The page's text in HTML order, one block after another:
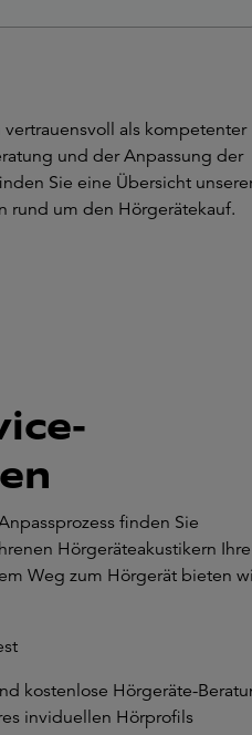
vertrauensvoll als kompetenter
und der Anpassung der
Sie eine Übersicht
rund um den Hörgerätekauf.
finden Sie
Hörgeräteakustikern Ihre
Weg zum Hörgerät bieten
kostenlose Hörgeräte-
inviduellen Hörprofils